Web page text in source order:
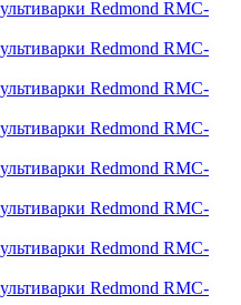
Redmond RMC-
Redmond RMC-
Redmond RMC-
Redmond RMC-
Redmond RMC-
Redmond RMC-
Redmond RMC-
Redmond RMC-